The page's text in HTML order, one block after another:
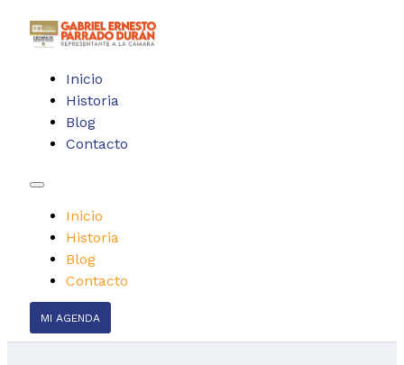
Inicio
Historia
Blog
Contacto
Inicio
Historia
Blog
Contacto
MI AGENDA